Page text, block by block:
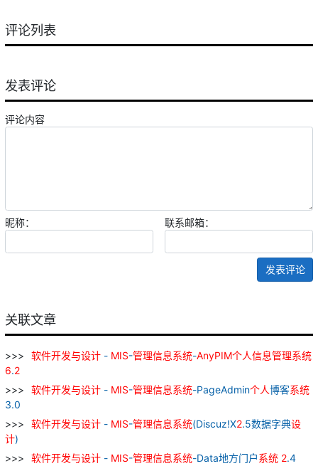
评论列表
发表评论
评论内容
昵称： 联系邮箱：
发表评论
关联文章
软件开发与设计 - MIS-管理信息系统-AnyPIM个人信息管理系统
6.2
软件开发与设计 - MIS-管理信息系统-PageAdmin个人博客系统
3.0
软件开发与设计 - MIS-管理信息系统(Discuz!X2.5数据字典设
计)
软件开发与设计 - MIS-管理信息系统-Data地方门户系统 2.4